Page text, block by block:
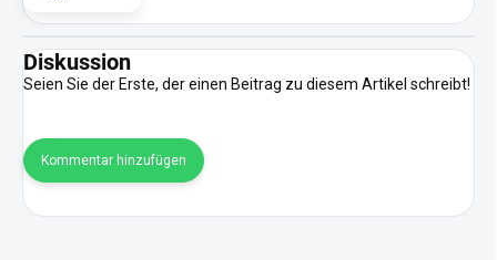
Diskussion
Seien Sie der Erste, der einen Beitrag zu diesem Artikel schreibt!
Kommentar hinzufügen